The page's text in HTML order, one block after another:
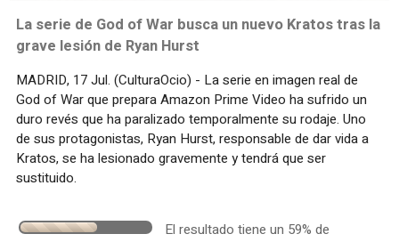
La serie de God of War busca un nuevo Kratos tras la
grave lesión de Ryan Hurst
MADRID, 17 Jul. (CulturaOcio) - La serie en imagen real de
God of War que prepara Amazon Prime Video ha sufrido un
duro revés que ha paralizado temporalmente su rodaje. Uno
de sus protagonistas, Ryan Hurst, responsable de dar vida a
Kratos, se ha lesionado gravemente y tendrá que ser
sustituido.
El resultado tiene un 59% de